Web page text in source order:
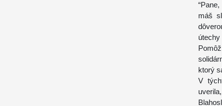
máš
ktorý
V